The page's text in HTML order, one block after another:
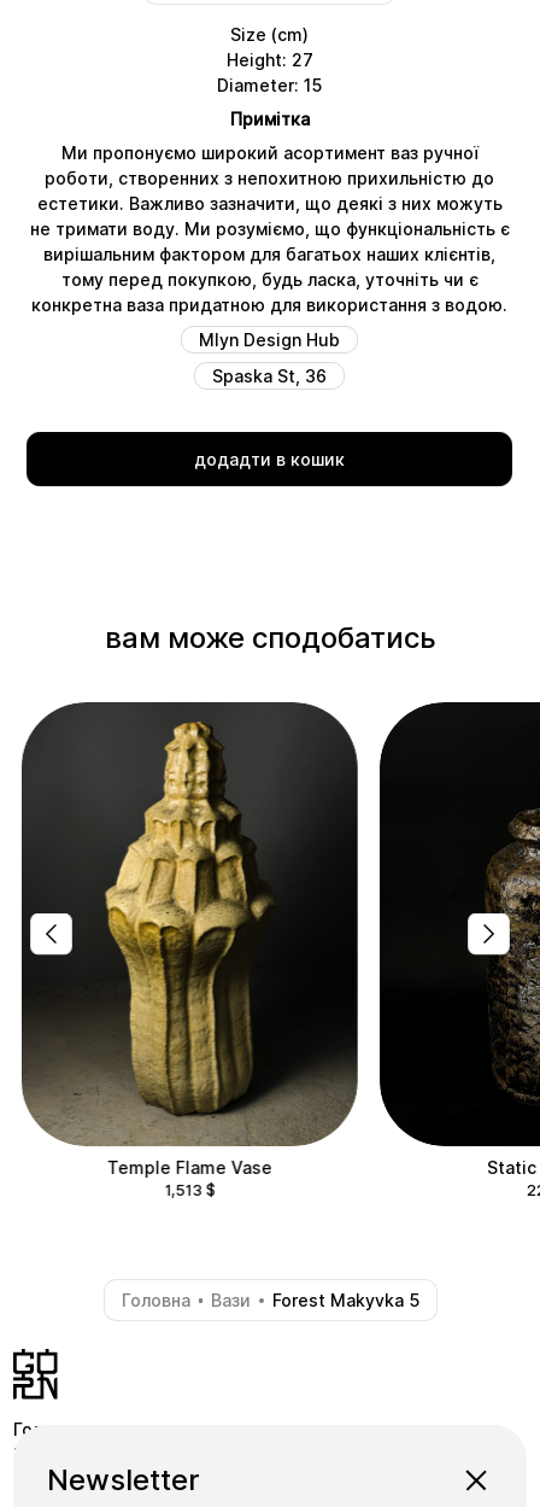
Size (cm)
Height: 27
Diameter: 15
Примітка
Ми пропонуємо широкий асортимент ваз ручної
роботи, створенних з непохитною прихильністю до
естетики. Важливо зазначити, що деякі з них можуть
не тримати воду. Ми розуміємо, що функціональність є
вирішальним фактором для багатьох наших клієнтів,
тому перед покупкою, будь ласка, уточніть чи є
конкретна ваза придатною для використання з водою.
Mlyn Design Hub
Spaska St, 36
додадти в кошик
вам може сподобатись
Temple Flame Vase
1,513 $
Static
Головна - Вази - Forest Makyvka 5
Delivery
Newsletter
Головна
Крамниця
Школа